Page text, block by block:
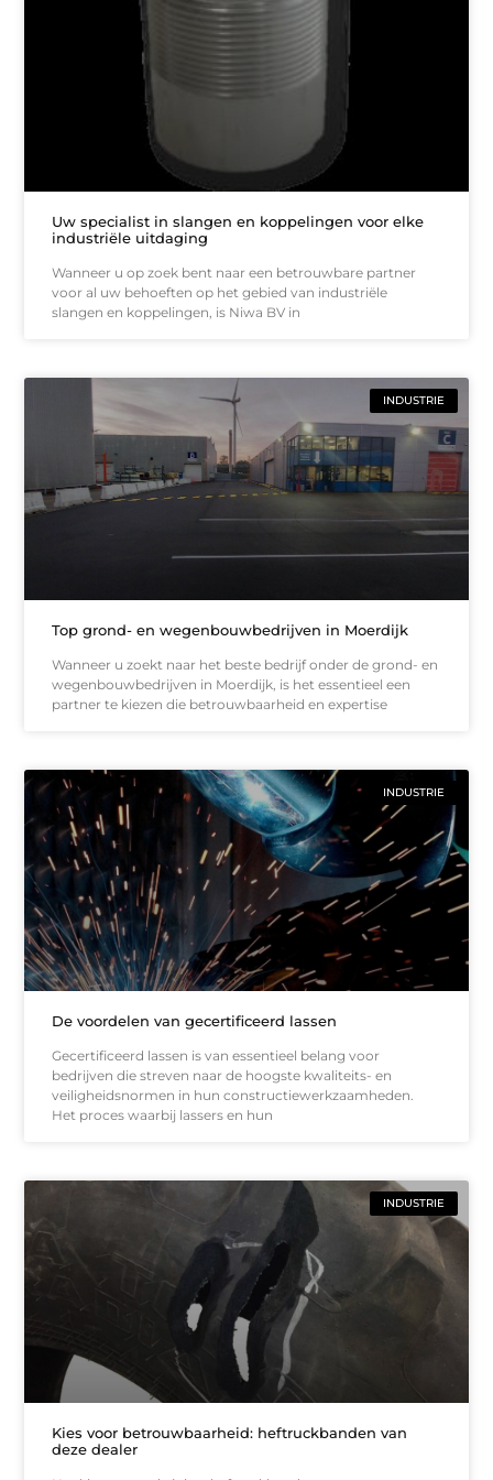
Uw specialist in slangen en koppelingen voor elke
industriële uitdaging
Wanneer u op zoek bent naar een betrouwbare partner
voor al uw behoeften op het gebied van industriële
slangen en koppelingen, is Niwa BV in
INDUSTRIE
Top grond- en wegenbouwbedrijven in Moerdijk
Wanneer u zoekt naar het beste bedrijf onder de grond- en
wegenbouwbedrijven in Moerdijk, is het essentieel een
partner te kiezen die betrouwbaarheid en expertise
INDUSTRIE
De voordelen van gecertificeerd lassen
Gecertificeerd lassen is van essentieel belang voor
bedrijven die streven naar de hoogste kwaliteits- en
veiligheidsnormen in hun constructiewerkzaamheden.
Het proces waarbij lassers en hun
INDUSTRIE
Kies voor betrouwbaarheid: heftruckbanden van
deze dealer